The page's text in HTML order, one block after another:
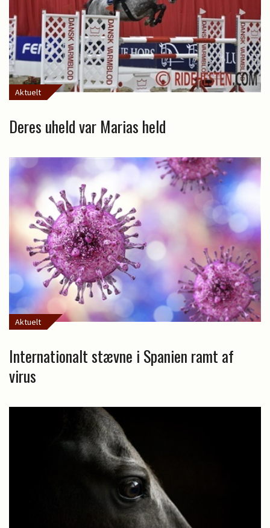
Aktuelt
Deres uheld var Marias held
Aktuelt
Internationalt stævne i Spanien ramt af
virus